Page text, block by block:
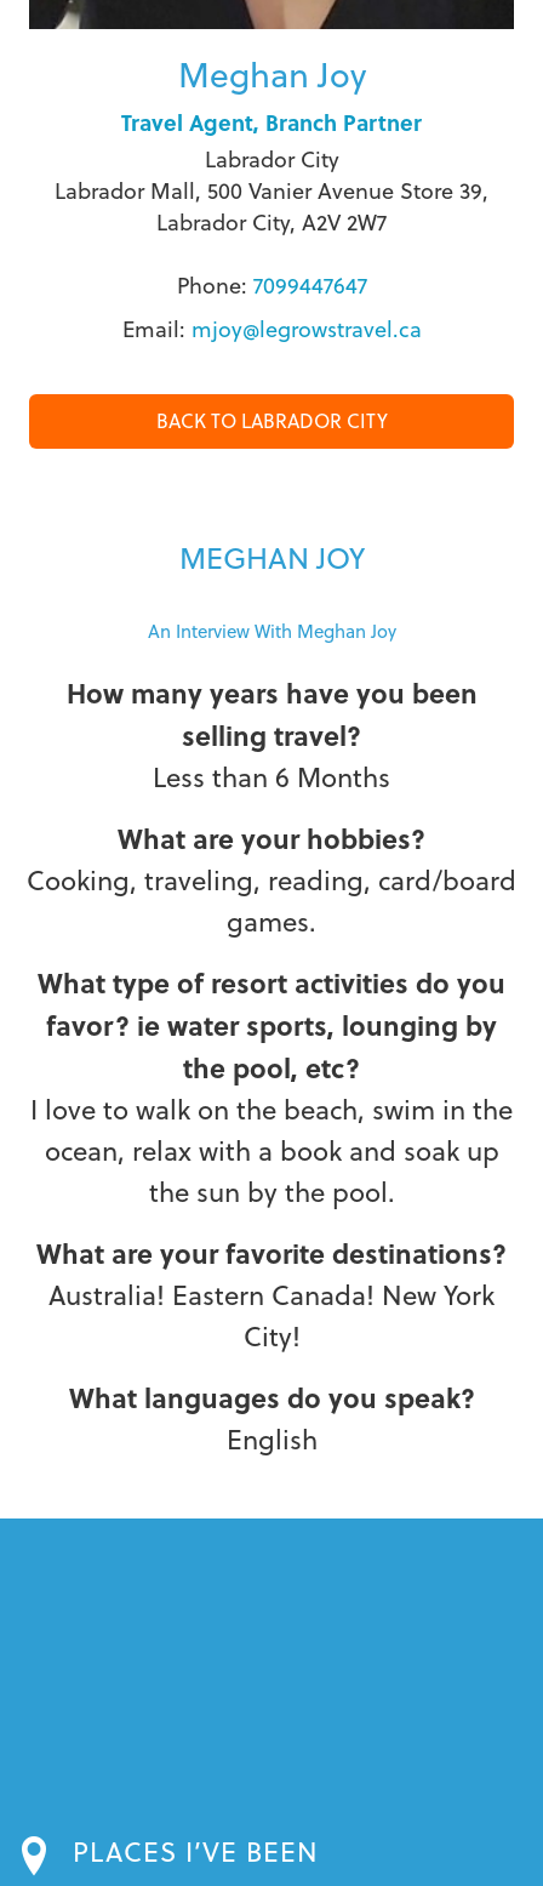
Meghan Joy
Travel Agent, Branch Partner
Labrador City
Labrador Mall, 500 Vanier Avenue Store 39,
Labrador City, A2V 2W7
Phone: 7099447647
Email: mjoy@legrowstravel.ca
BACK TO LABRADOR CITY
MEGHAN JOY
An Interview With Meghan Joy
How many years have you been
selling travel?
Less than 6 Months
What are your hobbies?
Cooking, traveling, reading, card/board
games.
What type of resort activities do you
favor? ie water sports, lounging by
the pool, etc?
I love to walk on the beach, swim in the
ocean, relax with a book and soak up
the sun by the pool.
What are your favorite destinations?
Australia! Eastern Canada! New York
City!
What languages do you speak?
English
PLACES I’VE BEEN